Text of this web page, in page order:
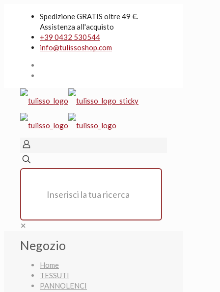
Spedizione GRATIS oltre 49 €.
Assistenza all'acquisto
+39 0432 530544
info@tulissoshop.com
✕
Negozio
Home
TESSUTI
PANNOLENCI